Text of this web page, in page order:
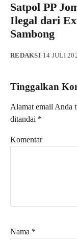
Satpol PP
Ilegal dari
Sambong
REDAKSI·14 JULI
Tinggalkan
Alamat email Anda
ditandai *
Komentar
Nama *